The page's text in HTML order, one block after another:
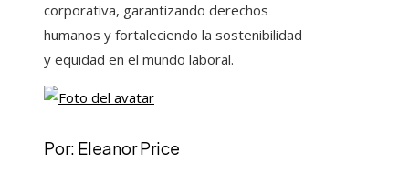
corporativa, garantizando derechos
humanos y fortaleciendo la sostenibilidad
y equidad en el mundo laboral.
Por: Eleanor Price